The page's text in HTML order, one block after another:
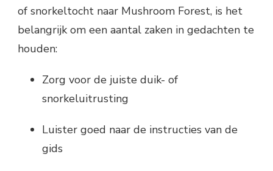
of snorkeltocht naar Mushroom Forest, is het
belangrijk om een aantal zaken in gedachten te
houden:
Zorg voor de juiste duik- of
snorkeluitrusting
Luister goed naar de instructies van de
gids